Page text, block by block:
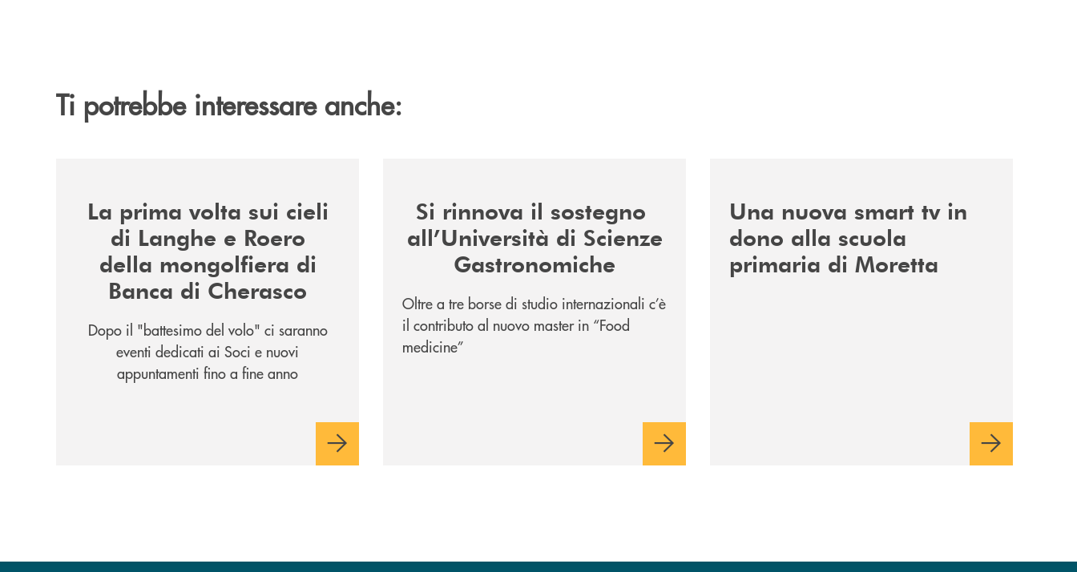
Ti potrebbe interessare anche:
La prima volta sui cieli
di Langhe e Roero
della mongolfiera di
Banca di Cherasco
Dopo il "battesimo del volo" ci saranno
eventi dedicati ai Soci e nuovi
appuntamenti fino a fine anno
Si rinnova il sostegno
all’Università di Scienze
Gastronomiche
Oltre a tre borse di studio internazionali c’è
il contributo al nuovo master in “Food
medicine”
Una nuova smart tv in
dono alla scuola
primaria di Moretta